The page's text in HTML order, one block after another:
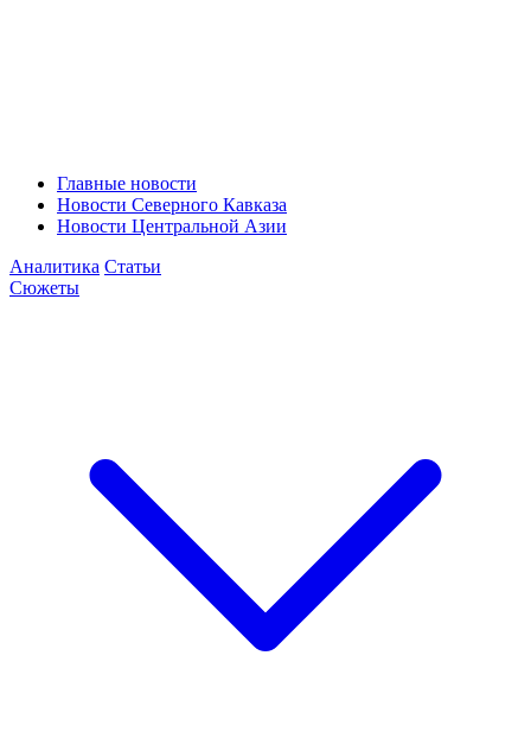
Главные новости
Новости Северного Кавказа
Новости Центральной Азии
Аналитика Статьи
Сюжеты